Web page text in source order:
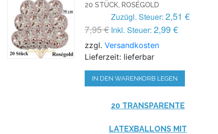
20 STÜCK, ROSÉGOLD
7,95 €
Zuzügl. Steuer: 2,51 €
Inkl. Steuer: 2,99 €
zzgl.Versandkosten
Lieferzeit: lieferbar
IN DEN WARENKORB LEGEN
20 TRANSPARENTE
LATEXBALLONS MIT